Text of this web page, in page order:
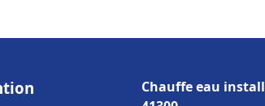
Chauffe eau